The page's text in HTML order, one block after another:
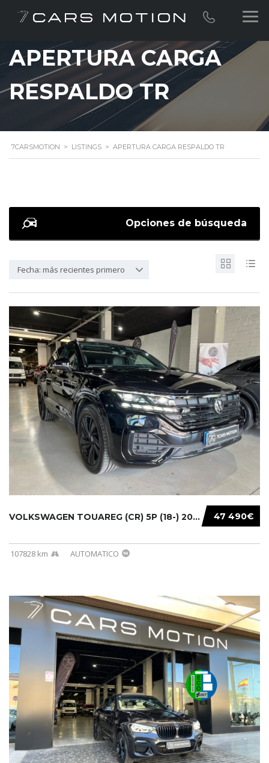
APERTURA CARGA
RESPALDO TR
7CARSMOTION > LISTINGS > APERTURA CARGA RESPALDO TR
Opciones de búsqueda
Fecha: más recientes primero
47 490€
VOLKSWAGEN TOUAREG (CR) 5P (18-) 2021...
107828 km AUTOMATICO